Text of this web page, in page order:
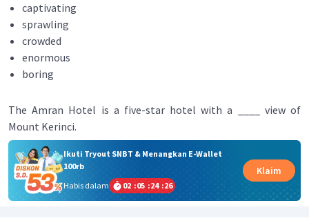
captivating
sprawling
crowded
enormous
boring
The Amran Hotel is a five-star hotel with a ____ view of
Mount Kerinci.
Ikuti Tryout SNBT & Menangkan E-Wallet
100rb
Habis dalam
02 :05 :24 :26
Klaim